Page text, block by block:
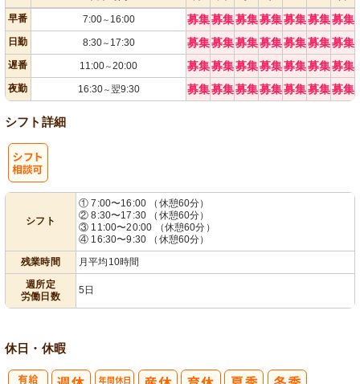
早番
7:00～ 16:00 募集募集募集募集募集募集募集
日勤 8:30～ 17:30 募集募集募集募集募集募集募集
遅番 11:00～20:00 募集募集募集募集募集募集募集
夜勤 16:30～翌9:30 募集募集募集募集募集募集募集
シフト詳細
シフト
① 7:00〜16:00 （休憩60分）
② 8:30〜17:30 （休憩60分）
③ 11:00〜20:00 （休憩60分）
④ 16:30〜9:30 （休憩60分）
残業時間
月平均10時間
週所定
労働日数
5日
休日・休暇